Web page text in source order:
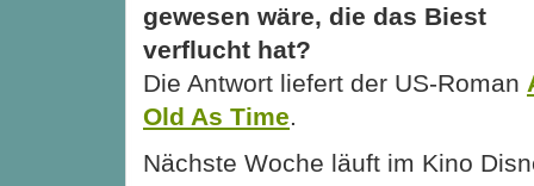
gewesen wäre, die das Biest
verflucht hat?
Die Antwort liefert der US-Roman
Old As Time.
Nächste Woche läuft im Kino